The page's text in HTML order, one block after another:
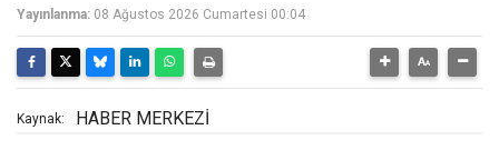
Yayınlanma: 08 Ağustos 2026 Cumartesi 00:04
Kaynak: HABER MERKEZİ